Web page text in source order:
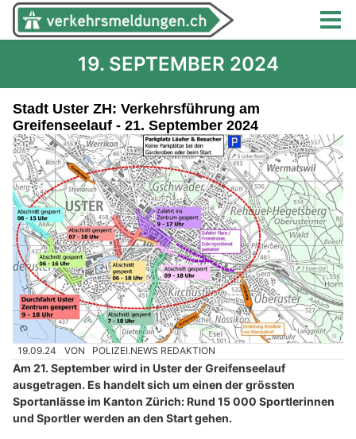
19. SEPTEMBER 2024
Stadt Uster ZH: Verkehrsführung am
Greifenseelauf - 21. September 2024
19.09.24 VON POLIZEI.NEWS REDAKTION
Am 21. September wird in Uster der Greifenseelauf
ausgetragen. Es handelt sich um einen der grössten
Sportanlässe im Kanton Zürich: Rund 15 000 Sportlerinnen
und Sportler werden an den Start gehen.